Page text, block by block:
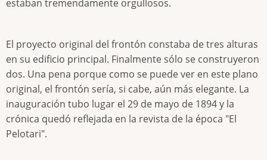
estaban tremendamente orgullosos.
El proyecto original del frontón constaba de tres alturas
en su edificio principal. Finalmente sólo se construyeron
dos. Una pena porque como se puede ver en este plano
original, el frontón sería, si cabe, aún más elegante. La
inauguración tubo lugar el 29 de mayo de 1894 y la
crónica quedó reflejada en la revista de la época "El
Pelotari".